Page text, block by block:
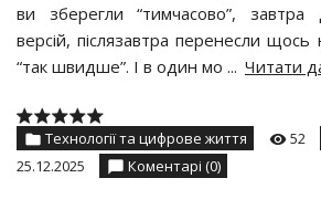
ви зберегли “тимчасово”,
версій, післязавтра перенесли
“так швидше”. І в один мо ... Читати
Технології та цифрове життя 52
25.12.2025
Коментарі (0)